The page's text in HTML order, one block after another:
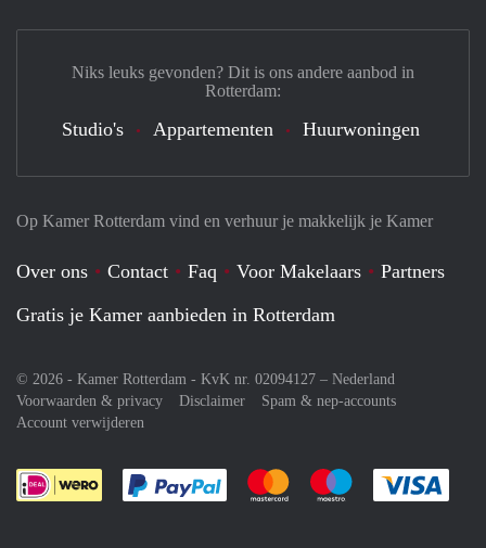
Op Kamer Rotterdam vind en verhuur je makkelijk je Kamer
Over ons Contact Faq Voor Makelaars
Partners
Gratis je Kamer aanbieden in Rotterdam
© 2026 - Kamer Rotterdam - KvK nr. 02094127 – Nederland
Voorwaarden & privacy
Disclaimer
Spam & nep-accounts
Account verwijderen
Je rekent gemakkelijk af met Paypal
Je rekent gemakkelijk af met
Je rekent
Niks leuks gevonden? Dit is ons andere aanbod in
Rotterdam:
Studio's Appartementen Huurwoningen